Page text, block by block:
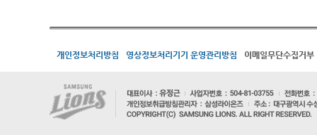
개인정보처리방침 영상정보처리기기 운영관리방침 이메일무단수집거부